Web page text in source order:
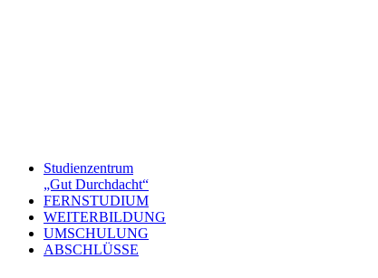
Studienzentrum
„Gut Durchdacht“
FERNSTUDIUM
WEITERBILDUNG
UMSCHULUNG
ABSCHLÜSSE